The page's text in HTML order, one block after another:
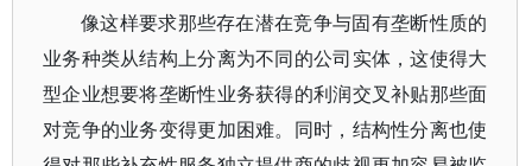
像这样要求那些存在潜在竞争与固有垄断性质的
业务种类从结构上分离为不同的公司实体，这使得大
型企业想要将垄断性业务获得的利润交叉补贴那些面
对竞争的业务变得更加困难。同时，结构性分离也使